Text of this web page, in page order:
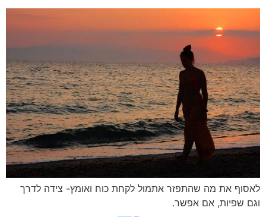
לאסוף את מה שהתפזר אתמול לקחת כוח ואומץ- צידה לדרך
וגם שפיות, אם אפשר.